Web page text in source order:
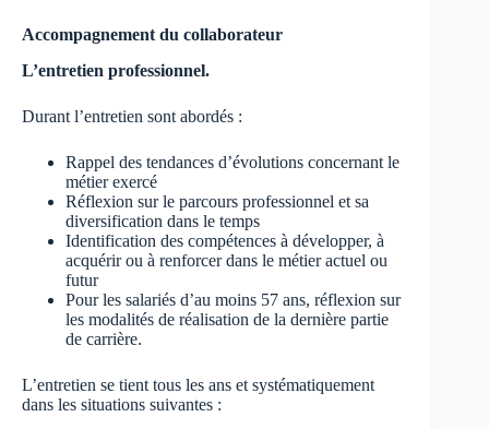
Accompagnement du collaborateur
L’entretien professionnel.
Durant l’entretien sont abordés :
Rappel des tendances d’évolutions concernant le
métier exercé
Réflexion sur le parcours professionnel et sa
diversification dans le temps
Identification des compétences à développer, à
acquérir ou à renforcer dans le métier actuel ou
futur
Pour les salariés d’au moins 57 ans, réflexion sur
les modalités de réalisation de la dernière partie
de carrière.
L’entretien se tient tous les ans et systématiquement
dans les situations suivantes :